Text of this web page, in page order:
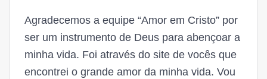
Agradecemos a equipe “Amor em Cristo” por
ser um instrumento de Deus para abençoar a
minha vida. Foi através do site de vocês que
encontrei o grande amor da minha vida. Vou